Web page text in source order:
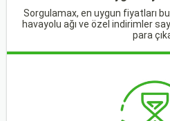
Sorgulamax, en uygun fiyatları
havayolu ağı ve özel indirimler
para